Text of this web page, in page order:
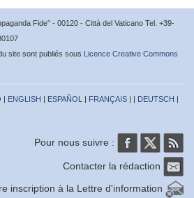
Fide” - 00120 - Città del Vaticano Tel. +39-
site sont publiés sous Licence Creative Commons
| ENGLISH | ESPAÑOL | FRANÇAIS | | DEUTSCH |
Pour nous suivre :
Contacter la rédaction
inscription à la Lettre d'information